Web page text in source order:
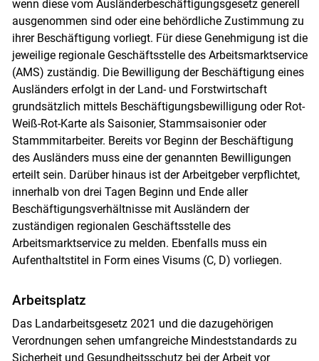
Skip to main content
wenn diese vom Ausländerbeschäftigungsgesetz generell
ausgenommen sind oder eine behördliche Zustimmung zu
ihrer Beschäftigung vorliegt. Für diese Genehmigung ist die
jeweilige regionale Geschäftsstelle des Arbeitsmarktservice
(AMS) zuständig. Die Bewilligung der Beschäftigung eines
Ausländers erfolgt in der Land- und Forstwirtschaft
grundsätzlich mittels Beschäftigungsbewilligung oder Rot-
Weiß-Rot-Karte als Saisonier, Stammsaisonier oder
Stammmitarbeiter. Bereits vor Beginn der Beschäftigung
des Ausländers muss eine der genannten Bewilligungen
erteilt sein. Darüber hinaus ist der Arbeitgeber verpflichtet,
innerhalb von drei Tagen Beginn und Ende aller
Beschäftigungsverhältnisse mit Ausländern der
zuständigen regionalen Geschäftsstelle des
Arbeitsmarktservice zu melden. Ebenfalls muss ein
Aufenthaltstitel in Form eines Visums (C, D) vorliegen.
Arbeitsplatz
Das Landarbeitsgesetz 2021 und die dazugehörigen
Verordnungen sehen umfangreiche Mindeststandards zu
Sicherheit und Gesundheitsschutz bei der Arbeit vor